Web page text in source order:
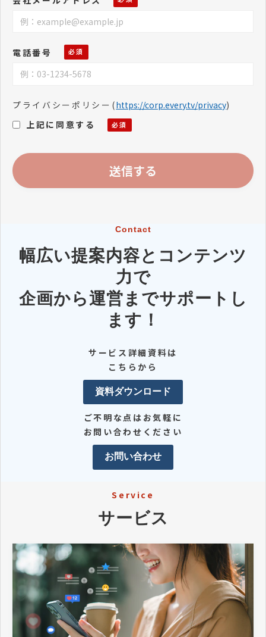
電話番号
プライバシーポリシー (https://corp.every.tv/privacy)
上記に同意する
Contact
幅広い提案内容とコンテンツ
力で
企画から運営までサポートし
ます！
サービス詳細資料は
こちらから
資料ダウンロード
ご不明な点はお気軽に
お問い合わせください
お問い合わせ
Service
サービス